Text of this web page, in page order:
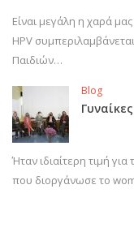
Είναι μεγάλη η χαρά
HPV
Παιδιών…
Blog
Ήταν ιδιαίτερη τιμή
που διοργάνωσε το